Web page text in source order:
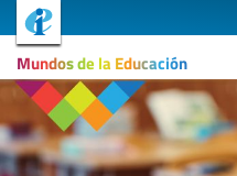
Mundos de la Educación